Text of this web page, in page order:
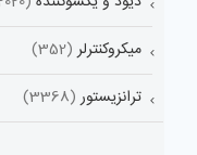
میکروکنترلر (352)
ترانزیستور (3368)